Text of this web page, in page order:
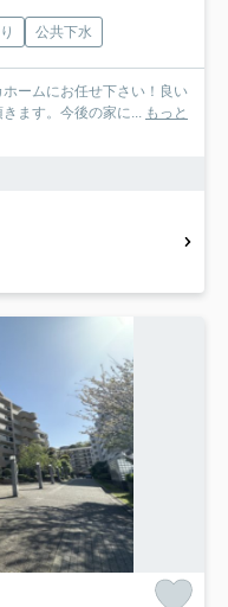
公共下水
ームにお任せ下さい！良い
ます。今後の家に... もっと